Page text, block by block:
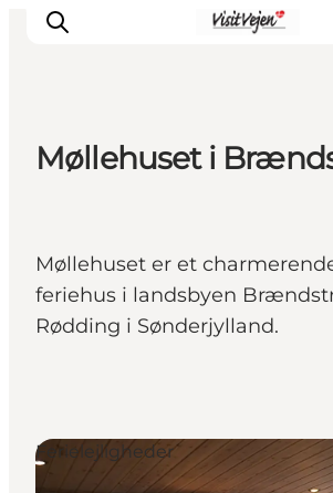
Natur
Se og oplev
Byer
Events
Møllehuset i
Møllehuset er et
feriehus i landsbyen
Rødding i Sønderjylland.
Ferielejligheder